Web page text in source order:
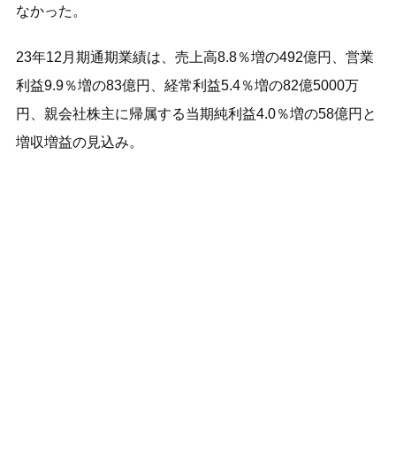
なかった。
23年12月期通期業績は、売上高8.8％増の492億円、営業
利益9.9％増の83億円、経常利益5.4％増の82億5000万
円、親会社株主に帰属する当期純利益4.0％増の58億円と
増収増益の見込み。